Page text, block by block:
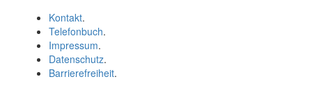
Kontakt.
Telefonbuch.
Impressum.
Datenschutz.
Barrierefreiheit.